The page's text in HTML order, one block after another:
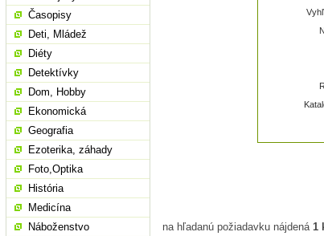
na hľadanú požiadavku nájdená 1
Časopisy
Deti, Mládež
Diéty
Detektívky
Dom, Hobby
Ekonomická
Geografia
Ezoterika, záhady
Foto,Optika
História
Medicína
Náboženstvo